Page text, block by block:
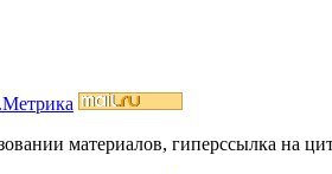
материалов, гиперссылка на